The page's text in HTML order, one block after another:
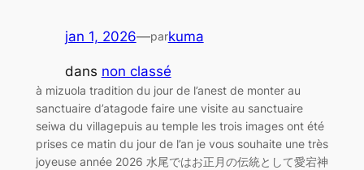
jan 1, 2026—parkuma
dans non classé
à mizuola tradition du jour de l’anest de monter au
sanctuaire d’atagode faire une visite au sanctuaire
seiwa du villagepuis au temple les trois images ont été
prises ce matin du jour de l’an je vous souhaite une très
joyeuse année 2026 水尾ではお正月の伝統として愛宕神